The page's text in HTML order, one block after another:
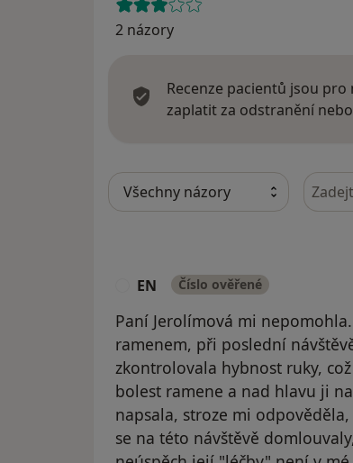
2 názory
Recenze pacientů jsou
zaplatit za odstranění
EN Číslo ověřené
Paní Jerolímová mi
ramenem, při poslední
zkontrolovala hybnost ruky,
bolest ramene a nad hlavu ji
napsala, stroze mi
se na této návštěvě